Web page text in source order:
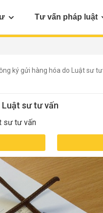
Tư vấn pháp luật
ký gửi hàng hóa do Luật sư tư
Luật sư tư vấn
sư tư vấn